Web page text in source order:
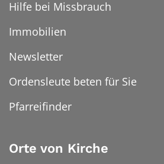
Hilfe bei Missbrauch
Immobilien
Newsletter
Ordensleute beten für Sie
Pfarreifinder
Orte von Kirche